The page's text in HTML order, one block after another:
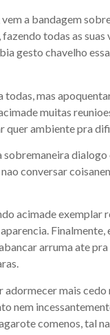
a bandagem
todas as
gesto chavelho
mas
muitas
quer ambiente pra
conversar
acimade
arruma ate
mais
nem
comenos, tal